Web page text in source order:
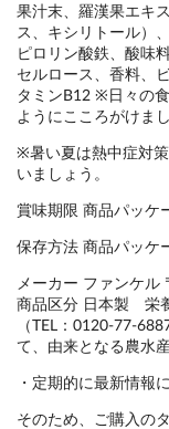
果汁末、羅漢果エキ
ス、キシリトール）
ピロリン酸鉄、酸味
セルロース、香料、
タミンB12 ※日々の
ようにこころがけまし
※暑い夏は熱中症対
いましょう。
賞味期限 商品パッケ
保存方法 商品パッケ
メーカー ファンケ
商品区分 日本製 栄
（TEL：0120-77-
て、由来となる農水
・定期的に最新情報
そのため、ご購入の